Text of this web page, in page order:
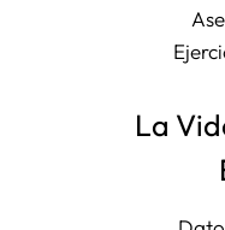
La